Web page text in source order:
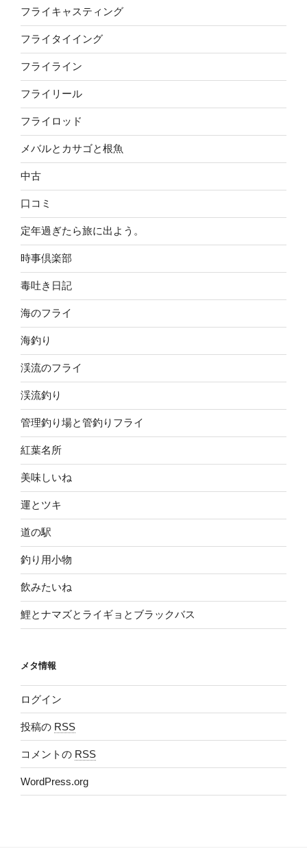
フライキャスティング
フライタイイング
フライライン
フライリール
フライロッド
メバルとカサゴと根魚
中古
口コミ
定年過ぎたら旅に出よう。
時事倶楽部
毒吐き日記
海のフライ
海釣り
渓流のフライ
渓流釣り
管理釣り場と管釣りフライ
紅葉名所
美味しいね
運とツキ
道の駅
釣り用小物
飲みたいね
鯉とナマズとライギョとブラックバス
メタ情報
ログイン
投稿の RSS
コメントの RSS
WordPress.org